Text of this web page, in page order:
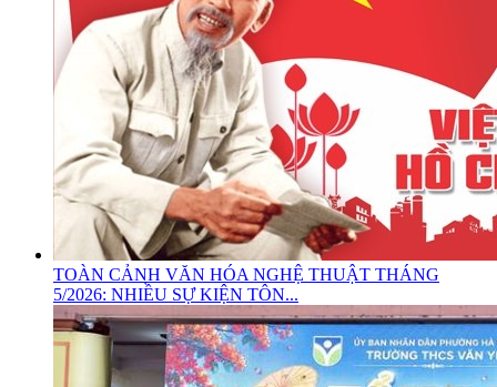
TOÀN CẢNH VĂN HÓA NGHỆ THUẬT THÁNG
5/2026: NHIỀU SỰ KIỆN TÔN...